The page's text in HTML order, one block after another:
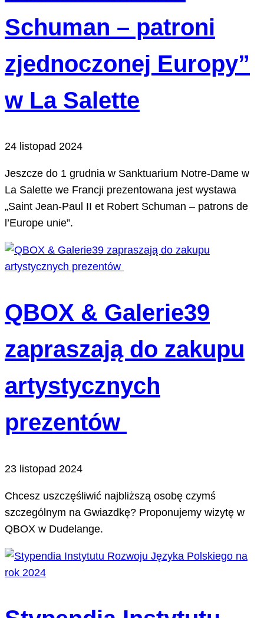
Schuman – patroni
zjednoczonej Europy”
w La Salette
24 listopad 2024
Jeszcze do 1 grudnia w Sanktuarium Notre-Dame w
La Salette we Francji prezentowana jest wystawa
„Saint Jean-Paul II et Robert Schuman – patrons de
l’Europe unie”.
QBOX & Galerie39
zapraszają do zakupu
artystycznych
prezentów
23 listopad 2024
Chcesz uszczęśliwić najbliższą osobę czymś
szczególnym na Gwiazdkę? Proponujemy wizytę w
QBOX w Dudelange.